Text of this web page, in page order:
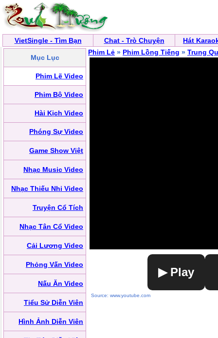
VietSingle - Tìm Bạn Chat - Trò Chuyện Hát
Mục Lục
Phim Lẽ Video
Phim Bộ Video
Hài Kịch Video
Phóng Sự Video
Game Show Việt
Nhạc Music Video
Nhạc Thiếu Nhi Video
Truyện Cổ Tích
Nhạc Tân Cổ Video
Cải Lương Video
Phỏng Vấn Video
Nấu Ăn Video
Tiểu Sử Diễn Viên
Hình Ảnh Diễn Viên
Phim Lẻ » Phim Lồng Tiếng » Trung
▶ Play
Source: www.youtube.com